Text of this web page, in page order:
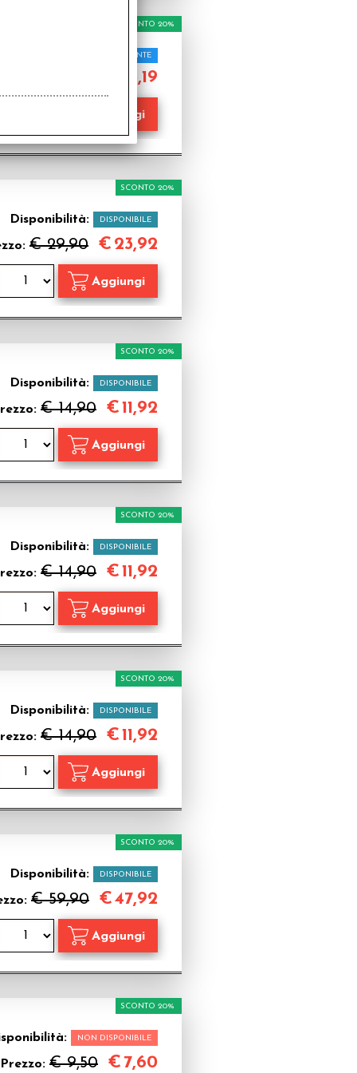
PROSSIMAMENTE
SCONTO 20%
15,19
Disponibilità: DISPONIBILE
€ 29,90
SCONTO 20%
€ 23,92
Disponibilità: DISPONIBILE
€ 14,90
SCONTO 20%
€11,92
Disponibilità: DISPONIBILE
€ 14,90
SCONTO 20%
€11,92
Disponibilità: DISPONIBILE
€ 14,90
SCONTO 20%
€11,92
Disponibilità: DISPONIBILE
€ 59,90
SCONTO 20%
€47,92
NON DISPONIBILE
Prezzo: € 9,50
SCONTO 20%
€ 7,60